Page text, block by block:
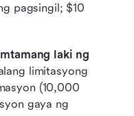
pagsingil; $10
laki ng
limitasyong
(10,000
gaya ng